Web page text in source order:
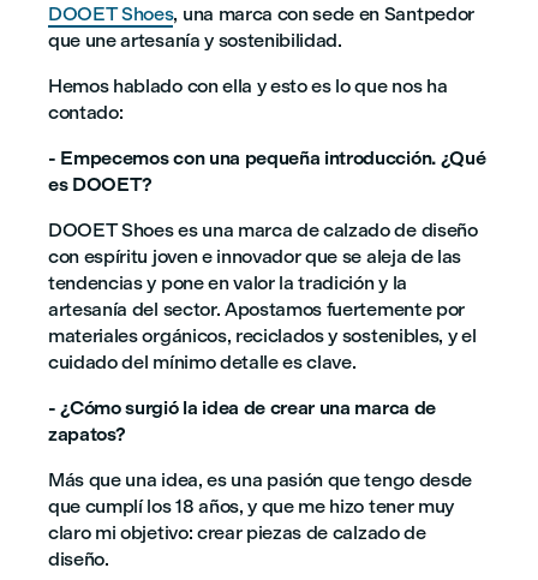
DOOET Shoes, una marca con sede en Santpedor
que une artesanía y sostenibilidad.
Hemos hablado con ella y esto es lo que nos ha
contado:
- Empecemos con una pequeña introducción. ¿Qué
es DOOET?
DOOET Shoes es una marca de calzado de diseño
con espíritu joven e innovador que se aleja de las
tendencias y pone en valor la tradición y la
artesanía del sector. Apostamos fuertemente por
materiales orgánicos, reciclados y sostenibles, y el
cuidado del mínimo detalle es clave.
- ¿Cómo surgió la idea de crear una marca de
zapatos?
Más que una idea, es una pasión que tengo desde
que cumplí los 18 años, y que me hizo tener muy
claro mi objetivo: crear piezas de calzado de
diseño.